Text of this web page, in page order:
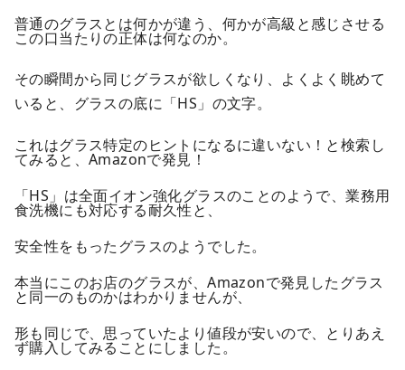
普通のグラスとは何かが違う、何かが高級と感じさせる
この口当たりの正体は何なのか。
その瞬間から同じグラスが欲しくなり、よくよく眺めて
いると、グラスの底に「HS」の文字。
これはグラス特定のヒントになるに違いない！と検索し
てみると、Amazonで発見！
「HS」は全面イオン強化グラスのことのようで、業務用
食洗機にも対応する耐久性と、
安全性をもったグラスのようでした。
本当にこのお店のグラスが、Amazonで発見したグラス
と同一のものかはわかりませんが、
形も同じで、思っていたより値段が安いので、とりあえ
ず購入してみることにしました。